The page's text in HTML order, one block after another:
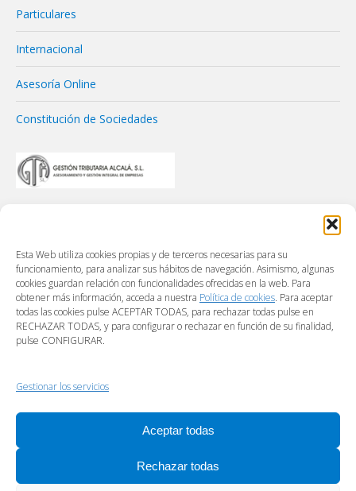
Esta Web utiliza cookies propias y de terceros necesarias para su
funcionamiento, para analizar sus hábitos de navegación. Asimismo, algunas
cookies guardan relación con funcionalidades ofrecidas en la web. Para
obtener más información, acceda a nuestra Política de cookies. Para aceptar
todas las cookies pulse ACEPTAR TODAS, para rechazar todas pulse en
RECHAZAR TODAS, y para configurar o rechazar en función de su finalidad,
pulse CONFIGURAR.
Gestionar los servicios
Aceptar todas
Rechazar todas
Particulares
Internacional
Asesoría Online
Constitución de Sociedades